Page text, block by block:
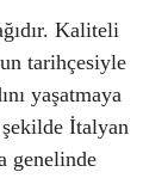
Kaliteli
tarihçesiyle
yaşatmaya
İtalyan
genelinde